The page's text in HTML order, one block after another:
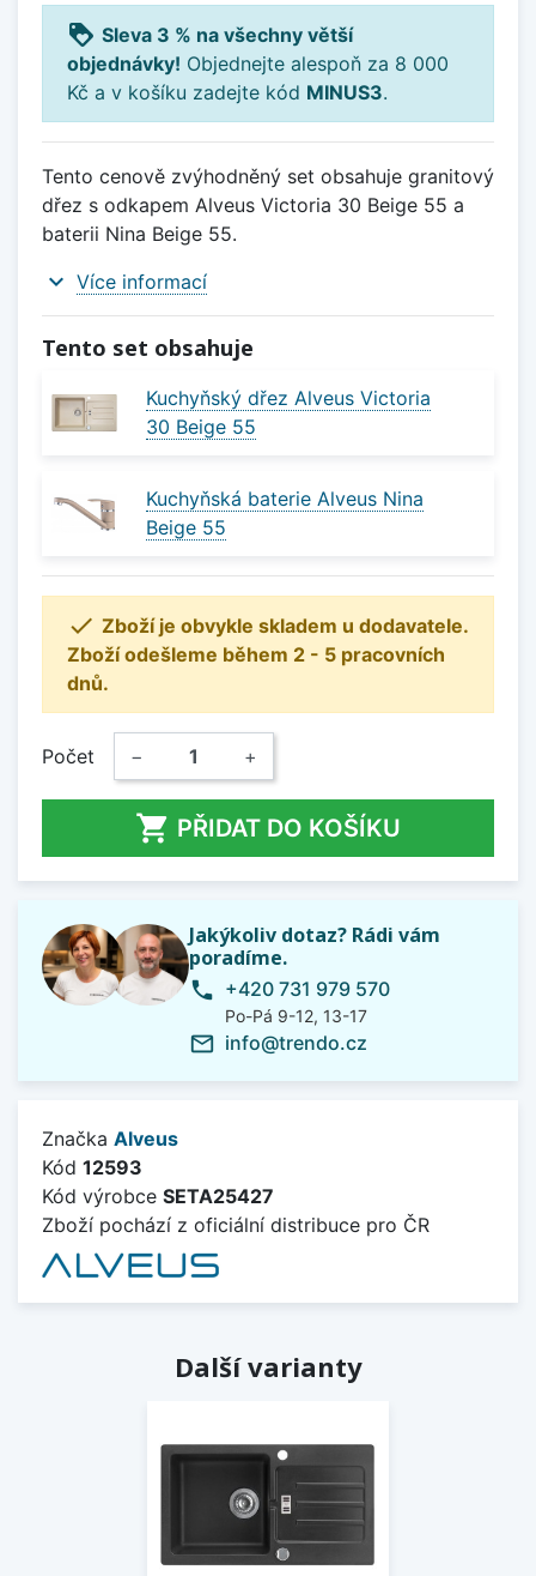
loyalty Sleva 3 % na všechny větší
objednávky! Objednejte alespoň za 8 000
Kč a v košíku zadejte kód MINUS3.
Tento cenově zvýhodněný set obsahuje granitový
dřez s odkapem Alveus Victoria 30 Beige 55 a
baterii Nina Beige 55.
expand_more Více informací
Tento set obsahuje
Kuchyňský dřez Alveus Victoria
30 Beige 55
Kuchyňská baterie Alveus Nina
Beige 55
 Zboží je obvykle skladem u dodavatele.
Zboží odešleme během 2 - 5 pracovních
dnů.
Počet − +
 PŘIDAT DO KOŠÍKU
Jakýkoliv dotaz? Rádi vám
poradíme.
phone +420 731 979 570
Po-Pá 9-12, 13-17
mail_outline info@trendo.cz
Značka Alveus
Kód 12593
Kód výrobce SETA25427
Zboží pochází z oficiální distribuce pro ČR
Další varianty